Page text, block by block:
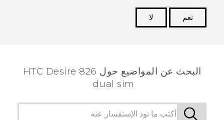
نعم
لا
البحث عن المواضيع حول HTC Desire 826
dual sim